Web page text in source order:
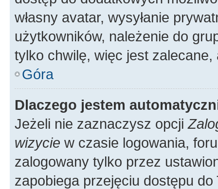
własny avatar, wysyłanie
użytkowników, należenie do
tylko chwilę, więc jest zalecane,
Góra
Dlaczego jestem
Jeżeli nie zaznaczysz opcji
wizycie w czasie logowania,
zalogowany tylko przez
zapobiega przejęciu dostępu